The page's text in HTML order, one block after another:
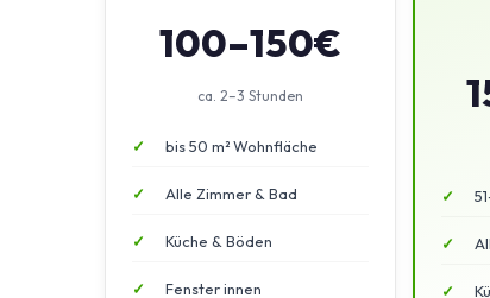
100–150€
ca. 2–3 Stunden
bis 50 m² Wohnfläche
Alle Zimmer & Bad
Küche & Böden
Fenster innen